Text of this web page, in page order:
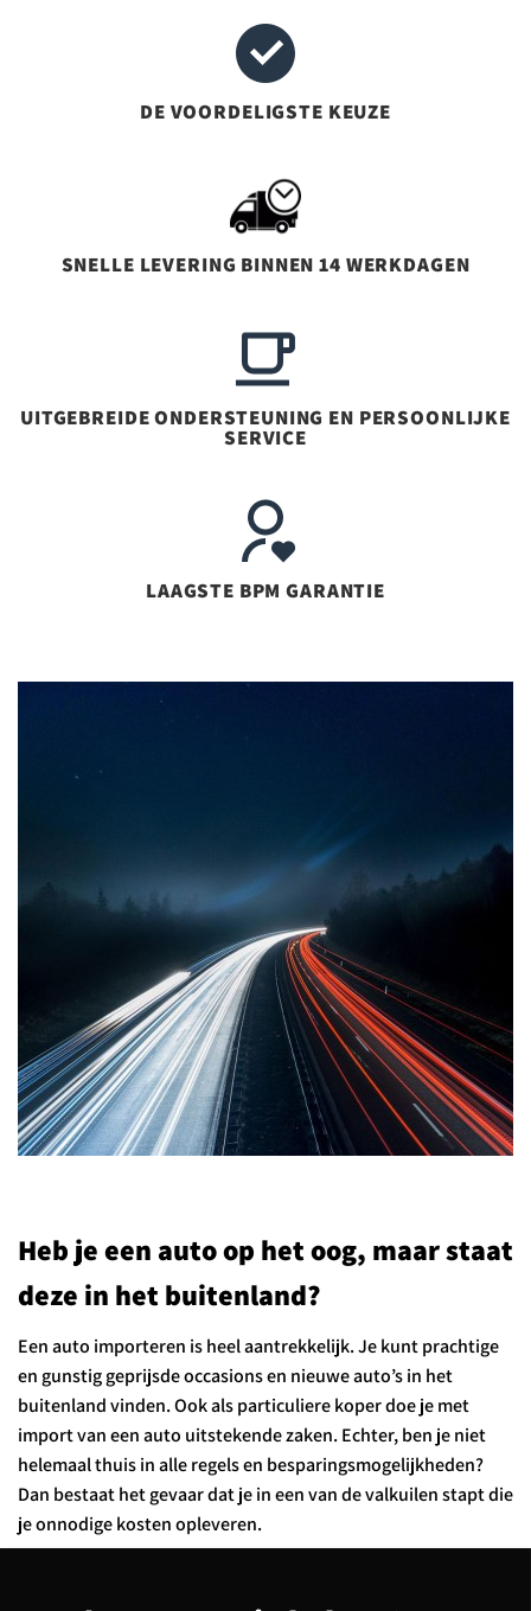
DE VOORDELIGSTE KEUZE
SNELLE LEVERING BINNEN 14 WERKDAGEN
UITGEBREIDE ONDERSTEUNING EN PERSOONLIJKE
SERVICE
LAAGSTE BPM GARANTIE
Heb je een auto op het oog, maar staat
deze in het buitenland?
Een auto importeren is heel aantrekkelijk. Je kunt prachtige
en gunstig geprijsde occasions en nieuwe auto’s in het
buitenland vinden. Ook als particuliere koper doe je met
import van een auto uitstekende zaken. Echter, ben je niet
helemaal thuis in alle regels en besparingsmogelijkheden?
Dan bestaat het gevaar dat je in een van de valkuilen stapt die
je onnodige kosten opleveren.